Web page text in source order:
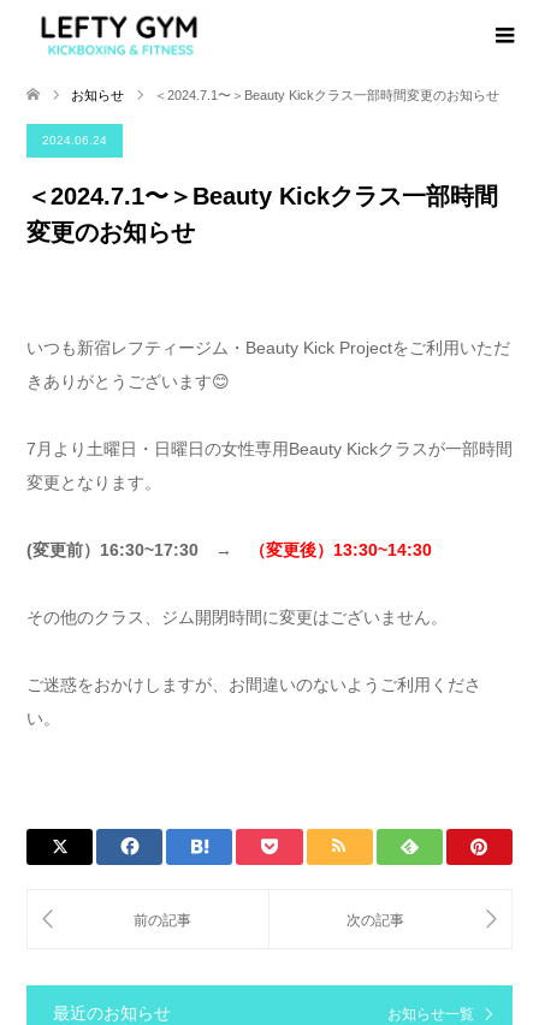
お知らせ ＜2024.7.1〜＞Beauty Kickクラス一部時間変更のお知らせ
2024.06.24
＜2024.7.1〜＞Beauty Kickクラス一部時間
変更のお知らせ
いつも新宿レフティージム・Beauty Kick Projectをご利用いただ
きありがとうございます😊
7月より土曜日・日曜日の女性専用Beauty Kickクラスが一部時間
変更となります。
(変更前）16:30~17:30 → （変更後）13:30~14:30
その他のクラス、ジム開閉時間に変更はございません。
ご迷惑をおかけしますが、お間違いのないようご利用くださ
い。
最近のお知らせ お知らせ一覧